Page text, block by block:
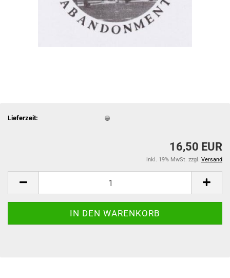
Lieferzeit:
16,50 EUR
inkl. 19% MwSt. zzgl. Versand